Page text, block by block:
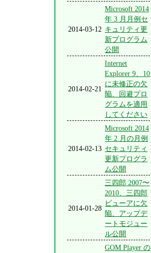
2014-03-12
Microsoft 2014
年 3 月月例セ
キュリティ更
新プログラム
公開
2014-02-21
Internet
Explorer 9、10
に未修正の欠
陥、回避プロ
グラムを適用
してください
2014-02-13
Microsoft 2014
年 2 月の月例
セキュリティ
更新プログラ
ム公開
2014-01-28
三四郎 2007〜
2010、三四郎
ビューアに欠
陥、アップデ
ートモジュー
ル公開
GOM Player の